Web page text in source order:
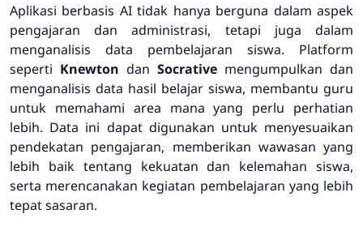
Aplikasi berbasis AI tidak hanya berguna dalam aspek
pengajaran dan administrasi, tetapi juga dalam
menganalisis data pembelajaran siswa. Platform
seperti Knewton dan Socrative mengumpulkan dan
menganalisis data hasil belajar siswa, membantu guru
untuk memahami area mana yang perlu perhatian
lebih. Data ini dapat digunakan untuk menyesuaikan
pendekatan pengajaran, memberikan wawasan yang
lebih baik tentang kekuatan dan kelemahan siswa,
serta merencanakan kegiatan pembelajaran yang lebih
tepat sasaran.